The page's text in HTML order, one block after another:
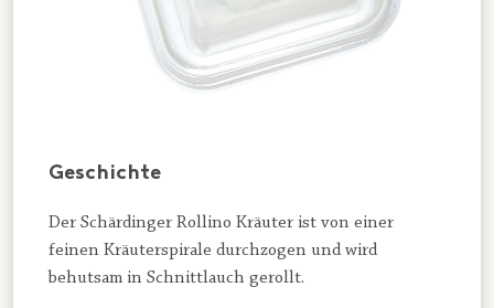
Geschichte
Der Schärdinger Rollino Kräuter ist von einer
feinen Kräuterspirale durchzogen und wird
behutsam in Schnittlauch gerollt.